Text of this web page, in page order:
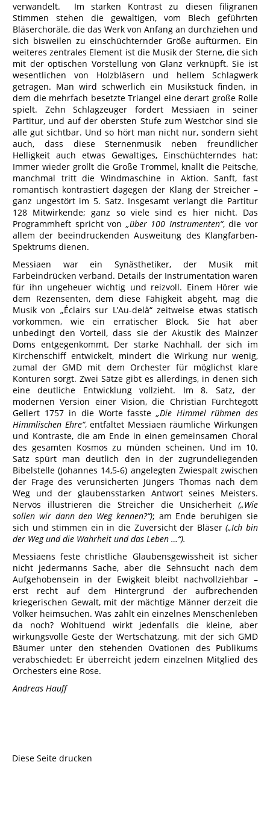
verwandelt. Im starken Kontrast zu diesen filigranen
Stimmen stehen die gewaltigen, vom Blech geführten
Bläserchoräle, die das Werk von Anfang an durchziehen und
sich bisweilen zu einschüchternder Größe auftürmen. Ein
weiteres zentrales Element ist die Musik der Sterne, die sich
mit der optischen Vorstellung von Glanz verknüpft. Sie ist
wesentlichen von Holzbläsern und hellem Schlagwerk
getragen. Man wird schwerlich ein Musikstück finden, in
dem die mehrfach besetzte Triangel eine derart große Rolle
spielt. Zehn Schlagzeuger fordert Messiaen in seiner
Partitur, und auf der obersten Stufe zum Westchor sind sie
alle gut sichtbar. Und so hört man nicht nur, sondern sieht
auch, dass diese Sternenmusik neben freundlicher
Helligkeit auch etwas Gewaltiges, Einschüchterndes hat:
Immer wieder grollt die Große Trommel, knallt die Peitsche,
manchmal tritt die Windmaschine in Aktion. Sanft, fast
romantisch kontrastiert dagegen der Klang der Streicher –
ganz ungestört im 5. Satz. Insgesamt verlangt die Partitur
128 Mitwirkende; ganz so viele sind es hier nicht. Das
Programmheft spricht von „über 100 Instrumenten“, die vor
allem der beeindruckenden Ausweitung des Klangfarben-
Spektrums dienen.
Messiaen war ein Synästhetiker, der Musik mit
Farbeindrücken verband. Details der Instrumentation waren
für ihn ungeheuer wichtig und reizvoll. Einem Hörer wie
dem Rezensenten, dem diese Fähigkeit abgeht, mag die
Musik von „Éclairs sur L’Au-delà“ zeitweise etwas statisch
vorkommen, wie ein erratischer Block. Sie hat aber
unbedingt den Vorteil, dass sie der Akustik des Mainzer
Doms entgegenkommt. Der starke Nachhall, der sich im
Kirchenschiff entwickelt, mindert die Wirkung nur wenig,
zumal der GMD mit dem Orchester für möglichst klare
Konturen sorgt. Zwei Sätze gibt es allerdings, in denen sich
eine deutliche Entwicklung vollzieht. Im 8. Satz, der
modernen Version einer Vision, die Christian Fürchtegott
Gellert 1757 in die Worte fasste„Die Himmel rühmen des
Himmlischen Ehre“, entfaltet Messiaen räumliche Wirkungen
und Kontraste, die am Ende in einen gemeinsamen Choral
des gesamten Kosmos zu münden scheinen. Und im 10.
Satz spürt man deutlich den in der zugrundeliegenden
Bibelstelle (Johannes 14,5-6) angelegten Zwiespalt zwischen
der Frage des verunsicherten Jüngers Thomas nach dem
Weg und der glaubensstarken Antwort seines Meisters.
Nervös illustrieren die Streicher die Unsicherheit („Wie
sollen wir dann den Weg kennen?“); am Ende beruhigen sie
sich und stimmen ein in die Zuversicht der Bläser(„Ich bin
der Weg und die Wahrheit und das Leben …“).
Messiaens feste christliche Glaubensgewissheit ist sicher
nicht jedermanns Sache, aber die Sehnsucht nach dem
Aufgehobensein in der Ewigkeit bleibt nachvollziehbar –
erst recht auf dem Hintergrund der aufbrechenden
kriegerischen Gewalt, mit der mächtige Männer derzeit die
Völker heimsuchen. Was zählt ein einzelnes Menschenleben
da noch? Wohltuend wirkt jedenfalls die kleine, aber
wirkungsvolle Geste der Wertschätzung, mit der sich GMD
Bäumer unter den stehenden Ovationen des Publikums
verabschiedet: Er überreicht jedem einzelnen Mitglied des
Orchesters eine Rose.
Andreas Hauff
Diese Seite drucken